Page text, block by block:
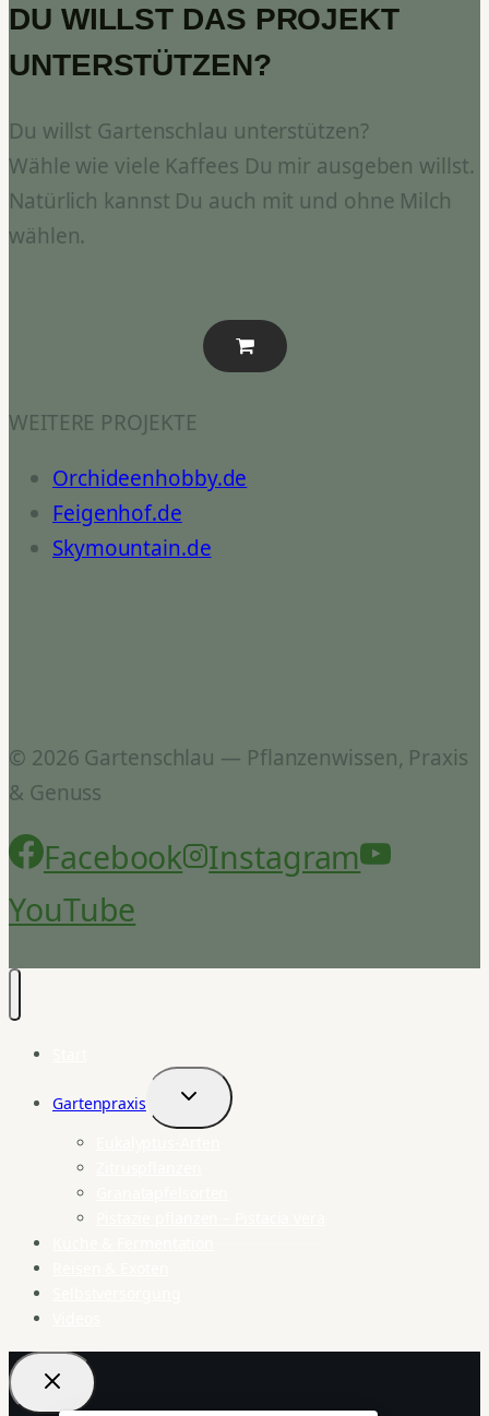
DU WILLST DAS PROJEKT
UNTERSTÜTZEN?
Du willst Gartenschlau unterstützen?
Wähle wie viele Kaffees Du mir ausgeben willst.
Natürlich kannst Du auch mit und ohne Milch
wählen.
WEITERE PROJEKTE
Orchideenhobby.de
Feigenhof.de
Skymountain.de
© 2026 Gartenschlau — Pflanzenwissen, Praxis
& Genuss
Facebook
Instagram
YouTube
Gartenpraxis
Untermenü
umschalten